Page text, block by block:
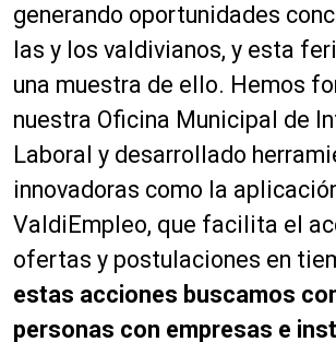
generando oportunidades
las y los valdivianos, y esta
una muestra de ello. Hemos
nuestra Oficina Municipal de
Laboral y desarrollado
innovadoras como la
ValdiEmpleo, que facilita el
ofertas y postulaciones en
estas acciones buscamos
personas con empresas e